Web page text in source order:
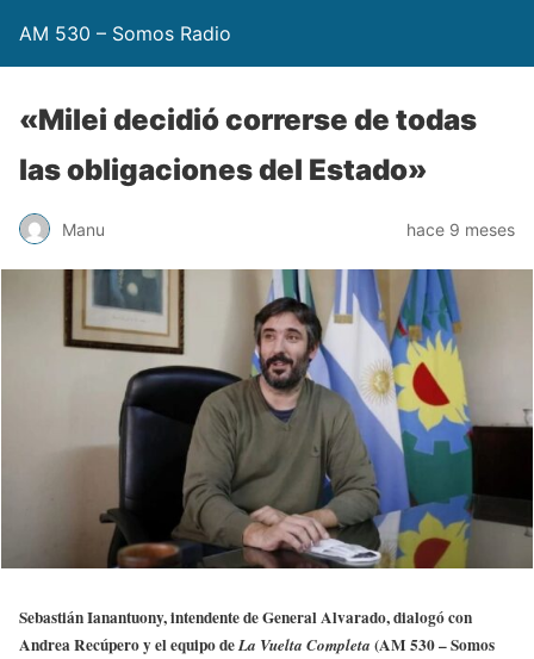
AM 530 – Somos Radio
«Milei decidió correrse de todas
las obligaciones del Estado»
Manu hace 9 meses
Sebastián Ianantuony, intendente de General Alvarado, dialogó con
Andrea Recúpero y el equipo deLa Vuelta Completa (AM 530 – Somos